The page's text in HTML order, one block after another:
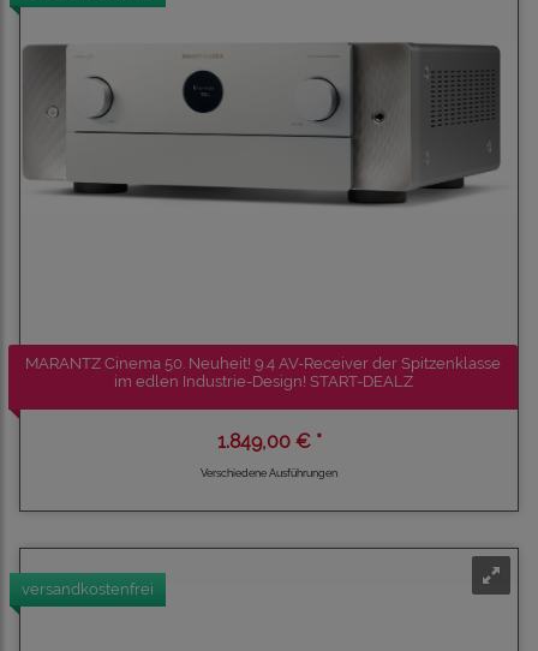
MARANTZ Cinema 50. Neuheit! 9.4 AV-Receiver der Spitzenklasse
im edlen Industrie-Design! START-DEALZ
1.849,00 € *
Verschiedene Ausführungen
versandkostenfrei